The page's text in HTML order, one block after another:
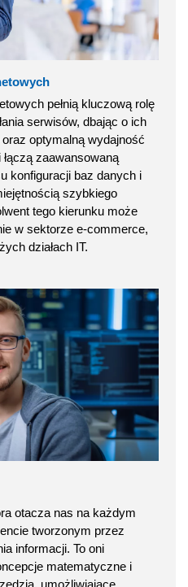
pełnią kluczową rolę
serwisów, dbając o ich
optymalną wydajność
zaawansowaną
konfiguracji baz danych i
szybkiego
tego kierunku może
w sektorze e-commerce,
działach IT.
otacza nas na każdym
tworzonym przez
informacji. To oni
matematyczne i
umożliwiające